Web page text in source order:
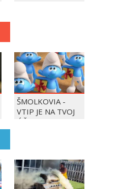
ŠMOLKOVIA -
VTIP JE NA TVOJ
ÚČET